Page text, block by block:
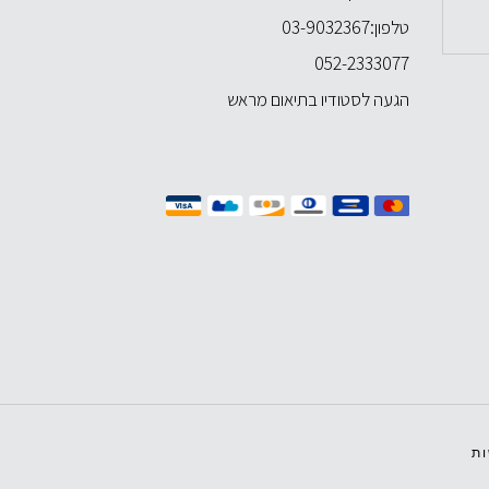
טלפון:03-9032367
052-2333077
הגעה לסטודיו בתיאום מראש